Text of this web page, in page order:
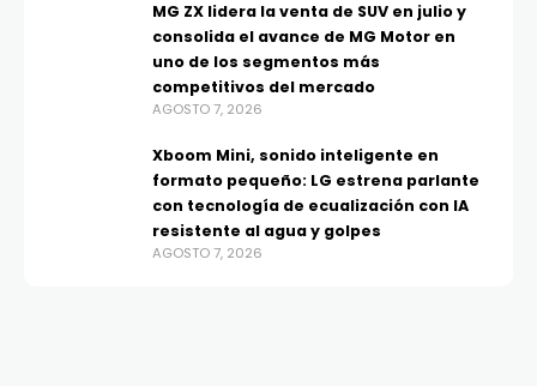
MG ZX lidera la venta de SUV en julio y
consolida el avance de MG Motor en
uno de los segmentos más
competitivos del mercado
AGOSTO 7, 2026
Xboom Mini, sonido inteligente en
formato pequeño: LG estrena parlante
con tecnología de ecualización con IA
resistente al agua y golpes
AGOSTO 7, 2026